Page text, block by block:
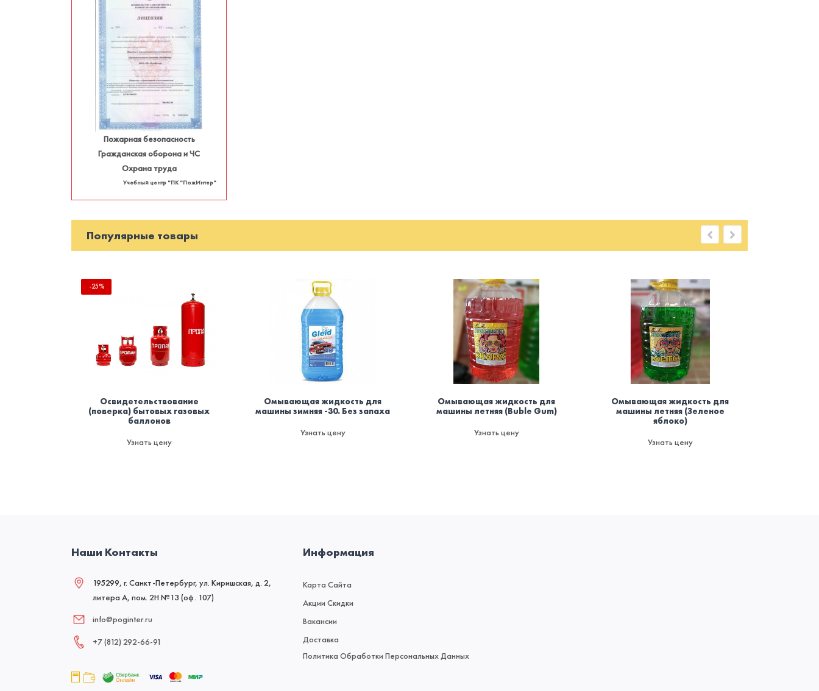
Пожарная безопасность
Гражданская оборона и ЧС
Охрана труда
Учебный центр "ПК "ПожИнтер"
Популярные товары
Освидетельствование
(поверка) бытовых газовых
баллонов
Узнать цену
-25%
Омывающая жидкость для
машины зимняя -30. Без запаха
Узнать цену
Омывающая жидкость для
машины летняя (Buble Gum)
Узнать цену
Омывающая жидкость для
машины летняя (Зеленое
яблоко)
Узнать цену
Наши Контакты
195299, г. Санкт-Петербург, ул. Киришская, д. 2,
литера А, пом. 2Н №13 (оф. 107)
info@poginter.ru
+7 (812) 292‑66‑91
Информация
Карта Сайта
Акции Скидки
Вакансии
Доставка
Политика Обработки Персональных Данных